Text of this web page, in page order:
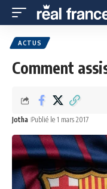
ACTUS
Comment
Jotha Publié le 1 mars 2017